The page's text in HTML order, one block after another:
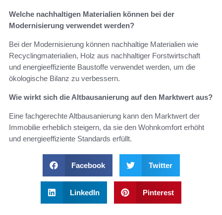
Welche nachhaltigen Materialien können bei der
Modernisierung verwendet werden?
Bei der Modernisierung können nachhaltige Materialien wie
Recyclingmaterialien, Holz aus nachhaltiger Forstwirtschaft
und energieeffiziente Baustoffe verwendet werden, um die
ökologische Bilanz zu verbessern.
Wie wirkt sich die Altbausanierung auf den Marktwert aus?
Eine fachgerechte Altbausanierung kann den Marktwert der
Immobilie erheblich steigern, da sie den Wohnkomfort erhöht
und energieeffiziente Standards erfüllt.
Facebook Twitter
LinkedIn Pinterest